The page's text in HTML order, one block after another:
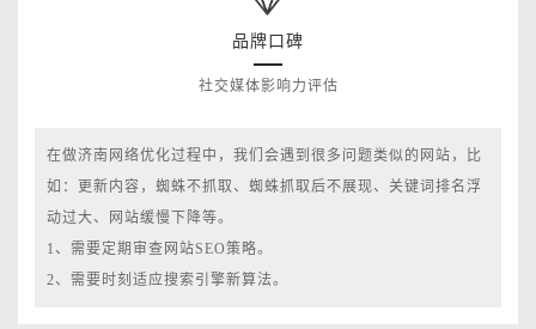
品牌口碑
社交媒体影响力评估
在做济南网络优化过程中，我们会遇到很多问题类似的网站，比
如：更新内容，蜘蛛不抓取、蜘蛛抓取后不展现、关键词排名浮
动过大、网站缓慢下降等。
1、需要定期审查网站SEO策略。
2、需要时刻适应搜索引擎新算法。